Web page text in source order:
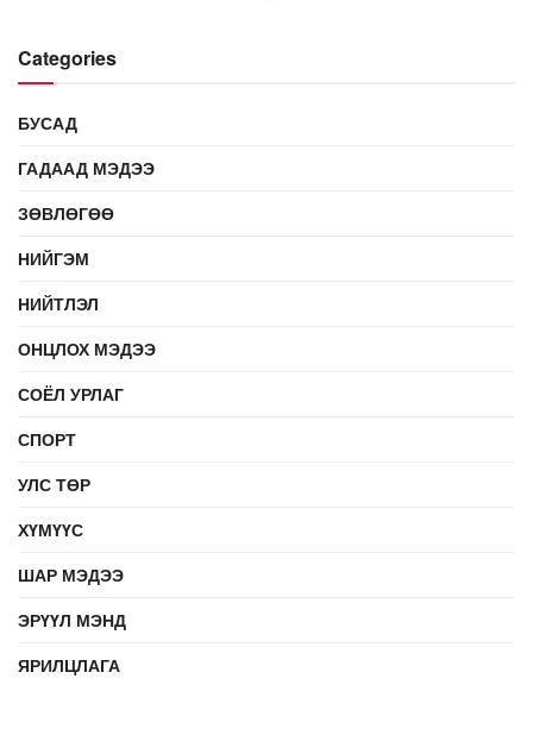
Categories
БУСАД
ГАДААД МЭДЭЭ
ЗӨВЛӨГӨӨ
НИЙГЭМ
НИЙТЛЭЛ
ОНЦЛОХ МЭДЭЭ
СОЁЛ УРЛАГ
СПОРТ
УЛС ТӨР
ХҮМҮҮС
ШАР МЭДЭЭ
ЭРҮҮЛ МЭНД
ЯРИЛЦЛАГА